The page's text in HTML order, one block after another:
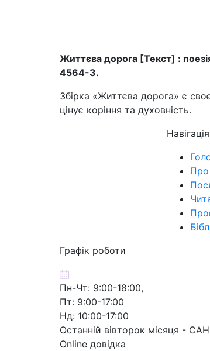
Життєва дорога [Текст] :
4564-3.
Збірка «Життєва дорога» є
цінує коріння та духовність.
Навігація
Про
Графік роботи
Пн-Чт: 9:00-18:00,
Пт: 9:00-17:00
Нд: 10:00-17:00
Останній вівторок місяця -
Online довідка